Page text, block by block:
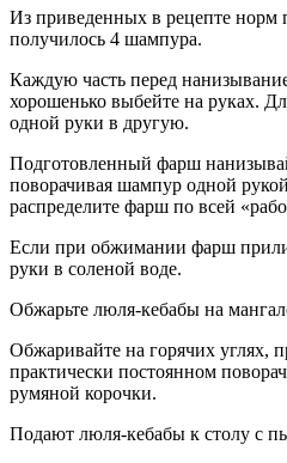
Из приведенных в рецепте норм
получилось 4 шампура.
Каждую часть перед
хорошенько выбейте на руках.
одной руки в другую.
Подготовленный фарш
поворачивая шампур одной
распределите фарш по всей
Если при обжимании фарш
руки в соленой воде.
Обжарьте люля-кебабы на
Обжаривайте на горячих углях,
практически постоянном
румяной корочки.
Подают люля-кебабы к столу с